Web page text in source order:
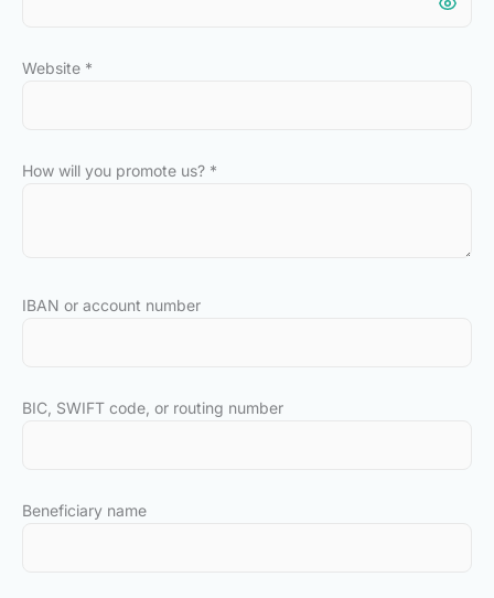
Website *
How will you promote us? *
IBAN or account number
BIC, SWIFT code, or routing number
Beneficiary name